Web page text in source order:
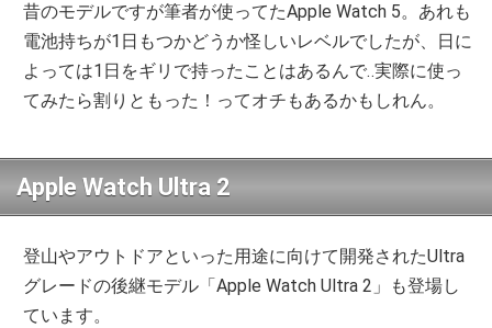
昔のモデルですが筆者が使ってたApple Watch 5。あれも
電池持ちが1日もつかどうか怪しいレベルでしたが、日に
よっては1日をギリで持ったことはあるんで‥実際に使っ
てみたら割りともった！ってオチもあるかもしれん。
Apple Watch Ultra 2
登山やアウトドアといった用途に向けて開発されたUltra
グレードの後継モデル「Apple Watch Ultra 2」も登場し
ています。